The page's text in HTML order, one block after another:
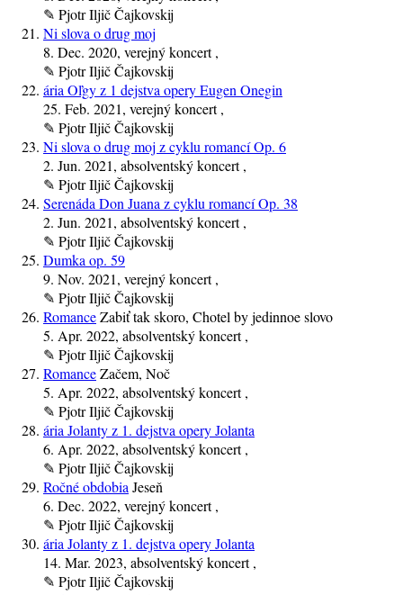
✎ Pjotr Iljič Čajkovskij
Ni slova o drug moj
8. Dec. 2020, verejný koncert ,
✎ Pjotr Iljič Čajkovskij
ária Oľgy z 1 dejstva opery Eugen Onegin
25. Feb. 2021, verejný koncert ,
✎ Pjotr Iljič Čajkovskij
Ni slova o drug moj z cyklu romancí Op. 6
2. Jun. 2021, absolventský koncert ,
✎ Pjotr Iljič Čajkovskij
Serenáda Don Juana z cyklu romancí Op. 38
2. Jun. 2021, absolventský koncert ,
✎ Pjotr Iljič Čajkovskij
Dumka op. 59
9. Nov. 2021, verejný koncert ,
✎ Pjotr Iljič Čajkovskij
RomanceZabiť tak skoro, Chotel by jedinnoe slovo
5. Apr. 2022, absolventský koncert ,
✎ Pjotr Iljič Čajkovskij
RomanceZačem, Noč
5. Apr. 2022, absolventský koncert ,
✎ Pjotr Iljič Čajkovskij
ária Jolanty z 1. dejstva opery Jolanta
6. Apr. 2022, absolventský koncert ,
✎ Pjotr Iljič Čajkovskij
Ročné obdobia Jeseň
6. Dec. 2022, verejný koncert ,
✎ Pjotr Iljič Čajkovskij
ária Jolanty z 1. dejstva opery Jolanta
14. Mar. 2023, absolventský koncert ,
✎ Pjotr Iljič Čajkovskij